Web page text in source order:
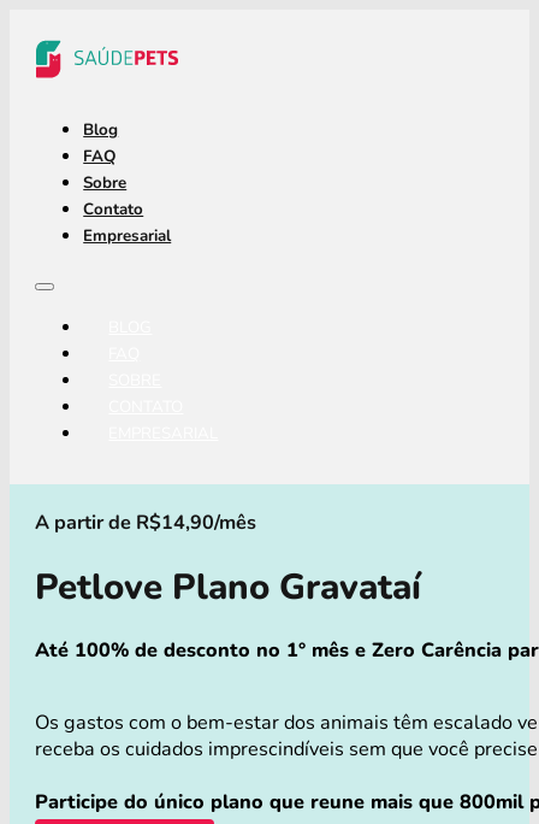
Blog
FAQ
Sobre
Contato
Empresarial
A partir de R$14,90/mês
Petlove Plano Gravataí
Até 100% de desconto no 1° mês e Zero Carência
Os gastos com o bem-estar dos animais têm escalado
receba os cuidados imprescindíveis sem que você
Participe do único plano que reune mais que 800mil